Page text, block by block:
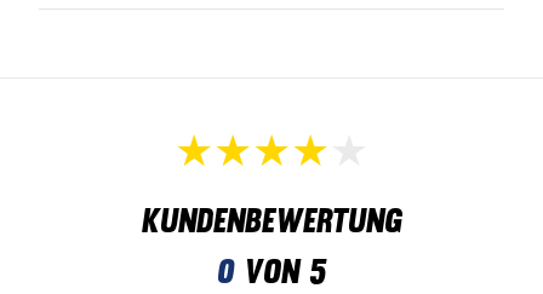
Kundenbewertung
0von 5